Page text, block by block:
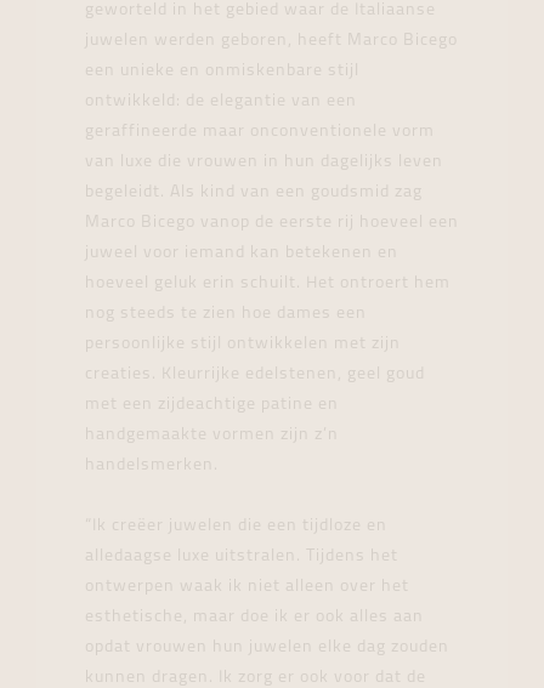
geworteld in het gebied waar de Italiaanse
juwelen werden geboren, heeft Marco Bicego
een unieke en onmiskenbare stijl
ontwikkeld: de elegantie van een
geraffineerde maar onconventionele vorm
van luxe die vrouwen in hun dagelijks leven
begeleidt. Als kind van een goudsmid zag
Marco Bicego vanop de eerste rij hoeveel een
juweel voor iemand kan betekenen en
hoeveel geluk erin schuilt. Het ontroert hem
nog steeds te zien hoe dames een
persoonlijke stijl ontwikkelen met zijn
creaties. Kleurrijke edelstenen, geel goud
met een zijdeachtige patine en
handgemaakte vormen zijn z’n
handelsmerken.
“Ik creëer juwelen die een tijdloze en
alledaagse luxe uitstralen. Tijdens het
ontwerpen waak ik niet alleen over het
esthetische, maar doe ik er ook alles aan
opdat vrouwen hun juwelen elke dag zouden
kunnen dragen. Ik zorg er ook voor dat de